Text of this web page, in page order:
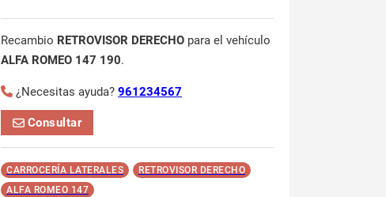
Recambio RETROVISOR DERECHO para el vehículo
ALFA ROMEO 147 190.
¿Necesitas ayuda? 961234567
Consultar
CARROCERÍA LATERALES
RETROVISOR DERECHO
ALFA ROMEO 147